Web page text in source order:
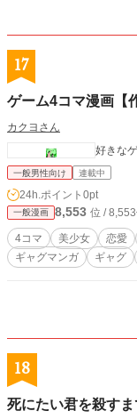
17
ゲーム4コマ漫画【
カクヨさん
好きな
一般男性向け 連載中
24h.ポイント 0pt
一般漫画 8,553 位 /
4コマ 美少女 恋愛
ギャグマンガ
ギャグ
18
死にたい君を殺すま